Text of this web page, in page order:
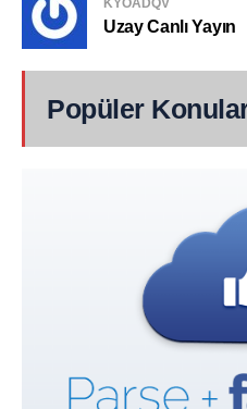
Uzay Canlı Yayın
Popüler